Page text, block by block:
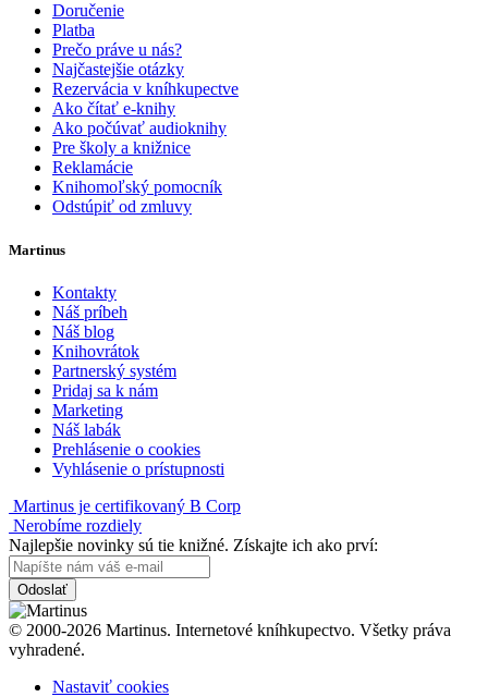
Doručenie
Platba
Prečo práve u nás?
Najčastejšie otázky
Rezervácia v kníhkupectve
Ako čítať e-knihy
Ako počúvať audioknihy
Pre školy a knižnice
Reklamácie
Knihomoľský pomocník
Odstúpiť od zmluvy
Martinus
Kontakty
Náš príbeh
Náš blog
Knihovrátok
Partnerský systém
Pridaj sa k nám
Marketing
Náš labák
Prehlásenie o cookies
Vyhlásenie o prístupnosti
Martinus je certifikovaný B Corp
Nerobíme rozdiely
Najlepšie novinky sú tie knižné. Získajte ich ako prví:
Odoslať
© 2000-2026 Martinus. Internetové kníhkupectvo. Všetky práva
vyhradené.
Nastaviť cookies